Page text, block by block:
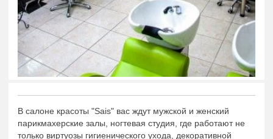
В салоне красоты "Sais" вас ждут мужской и женский
парикмахерские залы, ногтевая студия, где работают не
только виртуозы гигиенического ухода, декоративной